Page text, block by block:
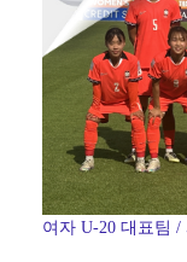
여자 U-20 대표팀